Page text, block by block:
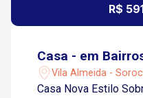
R$
Casa - em
Vila Almeida -
Casa Nova Estilo